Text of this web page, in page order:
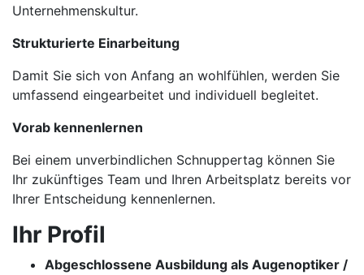
Unternehmenskultur.
Strukturierte Einarbeitung
Damit Sie sich von Anfang an wohlfühlen, werden Sie
umfassend eingearbeitet und individuell begleitet.
Vorab kennenlernen
Bei einem unverbindlichen Schnuppertag können Sie
Ihr zukünftiges Team und Ihren Arbeitsplatz bereits vor
Ihrer Entscheidung kennenlernen.
Ihr Profil
Abgeschlossene Ausbildung als Augenoptiker /